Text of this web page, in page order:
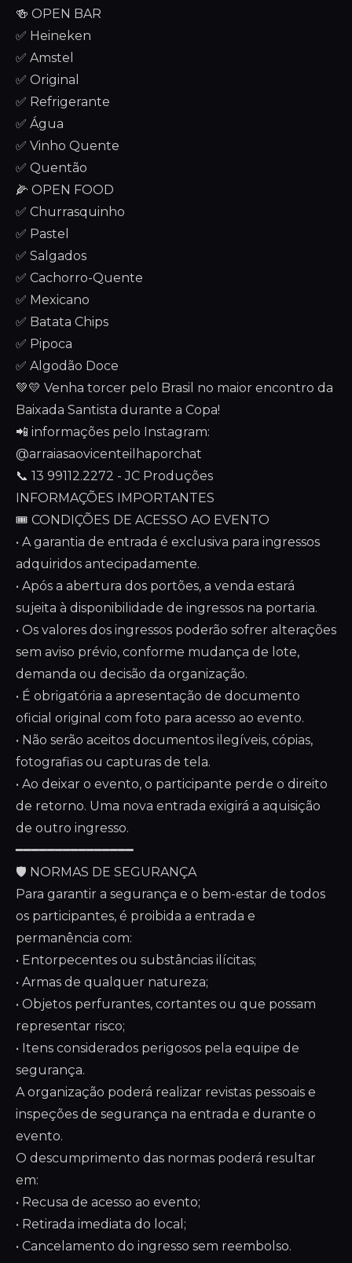
🍻 OPEN BAR
✅ Heineken
✅ Amstel
✅ Original
✅ Refrigerante
✅ Água
✅ Vinho Quente
✅ Quentão
🌽 OPEN FOOD
✅ Churrasquinho
✅ Pastel
✅ Salgados
✅ Cachorro-Quente
✅ Mexicano
✅ Batata Chips
✅ Pipoca
✅ Algodão Doce
💚💛 Venha torcer pelo Brasil no maior encontro da
Baixada Santista durante a Copa!
📲 informações pelo Instagram:
@arraiasaovicenteilhaporchat
📞 13 99112.2272 - JC Produções
INFORMAÇÕES IMPORTANTES
🎟️ CONDIÇÕES DE ACESSO AO EVENTO
• A garantia de entrada é exclusiva para ingressos
adquiridos antecipadamente.
• Após a abertura dos portões, a venda estará
sujeita à disponibilidade de ingressos na portaria.
• Os valores dos ingressos poderão sofrer alterações
sem aviso prévio, conforme mudança de lote,
demanda ou decisão da organização.
• É obrigatória a apresentação de documento
oficial original com foto para acesso ao evento.
• Não serão aceitos documentos ilegíveis, cópias,
fotografias ou capturas de tela.
• Ao deixar o evento, o participante perde o direito
de retorno. Uma nova entrada exigirá a aquisição
de outro ingresso.
━━━━━━━━━━━━━━━
🛡️ NORMAS DE SEGURANÇA
Para garantir a segurança e o bem-estar de todos
os participantes, é proibida a entrada e
permanência com:
• Entorpecentes ou substâncias ilícitas;
• Armas de qualquer natureza;
• Objetos perfurantes, cortantes ou que possam
representar risco;
• Itens considerados perigosos pela equipe de
segurança.
A organização poderá realizar revistas pessoais e
inspeções de segurança na entrada e durante o
evento.
O descumprimento das normas poderá resultar
em:
• Recusa de acesso ao evento;
• Retirada imediata do local;
• Cancelamento do ingresso sem reembolso.